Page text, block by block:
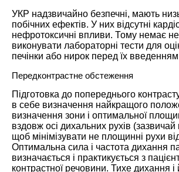
УКР надзвичайно безпечні, мають
побічних ефектів. У них відсутні
нефротоксичні впливи. Тому немає
виконувати лабораторні тести для
печінки або нирок перед їх
Передконтрастне обстеження
Підготовка до попереднього
в себе визначення найкращого
визначення зони і оптимальної
вздовж осі дихальних рухів (зазвичай
щоб мінімізувати не площинні рухи
Оптимальна сила і частота дихання
визначається і практикується з
контрастної речовини. Тихе дихання і